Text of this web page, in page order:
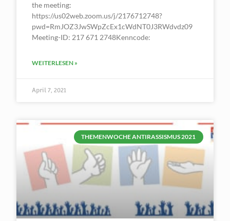
the meeting:
https://us02web.zoom.us/j/2176712748?
pwd=RmJOZ3JwSWpZcEx1cWdNT0J3RWdvdz09
Meeting-ID: 217 671 2748Kenncode:
WEITERLESEN »
April 7, 2021
THEMENWOCHE ANTIRASSISMUS 2021